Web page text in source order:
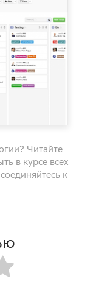
Читайте
в курсе всех
к